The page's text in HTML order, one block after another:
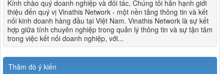
Kính chào quý doanh nghiệp và đối tác, Chúng tôi hân hạnh giới
thiệu đến quý vị Vinathis Network - một nền tảng thông tin và kết
nối kinh doanh hàng đầu tại Việt Nam. Vinathis Network là sự kết
hợp giữa tính chuyên nghiệp trong quản lý thông tin và sự tận tâm
trong việc kết nối doanh nghiệp, với...
Thăm dò ý kiến